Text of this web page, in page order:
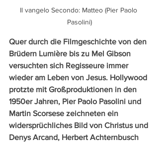
Il vangelo Secondo: Matteo (Pier Paolo
Pasolini)
Quer durch die Filmgeschichte von den
Brüdern Lumière bis zu Mel Gibson
versuchten sich Regisseure immer
wieder am Leben von Jesus. Hollywood
protzte mit Großproduktionen in den
1950er Jahren, Pier Paolo Pasolini und
Martin Scorsese zeichneten ein
widersprüchliches Bild von Christus und
Denys Arcand, Herbert Achternbusch